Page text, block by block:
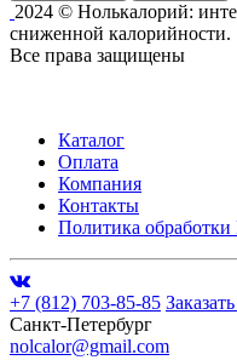
2024 © Нолькалорий:
сниженной калорийности.
Все права защищены
Каталог
Оплата
Компания
Контакты
Политика
+7 (812) 703-85-85
Санкт-Петербург
nolcalor@gmail.com